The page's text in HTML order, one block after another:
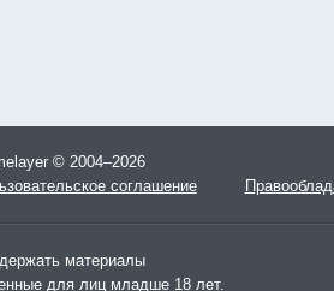
© 2004–2026
соглашение
материалы
для лиц младше 18 лет.